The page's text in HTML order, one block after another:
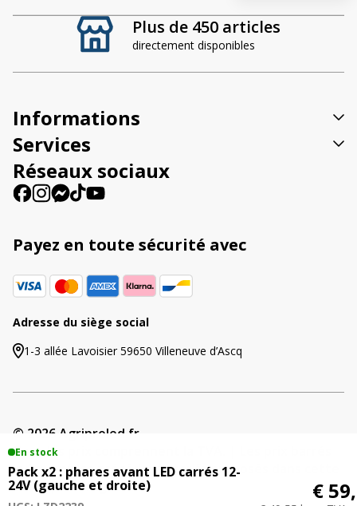
En stock
Pack x2 : phares avant LED carrés 12-
24V (gauche et droite) €
Plus de 450 articles
directement disponibles
t
i
e
:
Informations
Services
Réseaux sociaux
Payez en toute sécurité avec
Adresse du siège social
1-3 allée Lavoisier 59650 Villeneuve d’Ascq
© 2026 Agriproled.fr
Tous les prix comprennent la TVA. | Les prix barrés
indiquent les précédents tarifs proposés dans cette
boutique en ligne.